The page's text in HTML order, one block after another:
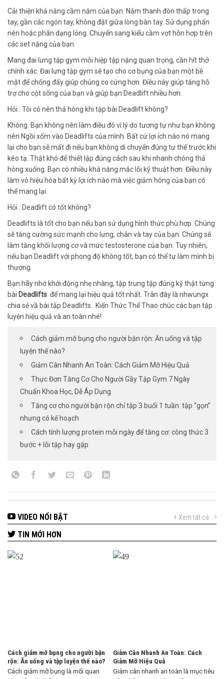
Cải thiện khả năng cầm nắm của bạn. Nắm thanh đòn thấp trong
tay, gần các ngón tay, không đặt giữa lòng bàn tay. Sử dụng phấn
nén hoặc phấn dạng lỏng. Chuyển sang kiểu cầm vợt hỗn hợp trên
các set nặng của bạn.
Mang đai lưng tập gym mỗi hiệp tập nặng quan trọng, cần hít thở
chính xác. Đai lưng tập gym sẽ tạo cho cơ bụng của bạn một bề
mặt để chống đẩy giúp chúng co cứng hơn. Điều này giúp tăng hỗ
trợ cho cột sống của bạn và giúp bạn Deadlift nhiều hơn.
Hỏi : Tôi có nên thả hông khi tập bài Deadlift không?
Không. Bạn không nên làm điều đó vì lý do tương tự như bạn không
nên Ngồi xổm vào Deadlifts của mình. Bất cứ lợi ích nào nó mang
lại cho bạn sẽ mất đi nếu bạn không di chuyển đúng tư thế trước khi
kéo tạ. Thật khó để thiết lập đúng cách sau khi nhanh chóng thả
hông xuống. Bạn có nhiều khả năng mắc lỗi kỹ thuật hơn. Điều này
làm vô hiệu hóa bất kỳ lợi ích nào mà việc giảm hông của bạn có
thể mang lại.
Hỏi : Deadlift có tốt không?
Deadlifts là tốt cho bạn nếu bạn sử dụng hình thức phù hợp. Chúng
sẽ tăng cường sức mạnh cho lưng, chân và tay của bạn. Chúng sẽ
làm tăng khối lượng cơ và mức testosterone của bạn. Tuy nhiên,
nếu bạn Deadlift với phong độ không tốt, bạn có thể tự làm mình bị
thương.
Bạn hãy nhớ khởi động nhẹ nhàng, tập trung tập đúng kỹ thật từng
bài Deadlifts để mang lại hiệu quả tốt nhất. Trân đây là nhwungx
chia sẻ vầ bài tập Deadlifts . Kiến Thức Thể Thao chúc các bạn tập
luyện hiệu quả và an toàn nhé!
Cách giảm mỡ bụng cho người bận rộn: Ăn uống và tập
luyện thế nào?
Giảm Cân Nhanh An Toàn: Cách Giảm Mỡ Hiệu Quả
Thực Đơn Tăng Cơ Cho Người Gầy Tập Gym 7 Ngày
Chuẩn Khoa Học, Dễ Áp Dụng
Tăng cơ cho người bận rộn chỉ tập 3 buổi 1 tuần: tập “gọn”
nhưng có kế hoạch
Cách tính lượng protein mỗi ngày để tăng cơ: công thức 3
bước + lỗi tập hay gặp
VIDEO NỔI BẬT + Xem tất cả
TIN MỚI HƠN
Cách giảm mỡ bụng cho người bận
rộn: Ăn uống và tập luyện thế nào?
Cách giảm mỡ bụng là mối quan
Giảm Cân Nhanh An Toàn: Cách
Giảm Mỡ Hiệu Quả
Giảm cân nhanh an toàn là mục tiêu